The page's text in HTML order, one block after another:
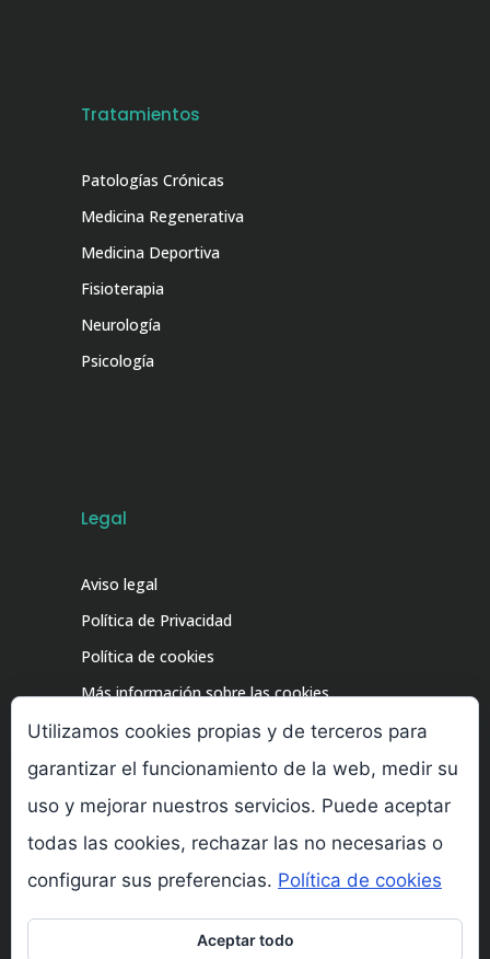
Tratamientos
Patologías Crónicas
Medicina Regenerativa
Medicina Deportiva
Fisioterapia
Neurología
Psicología
Legal
Aviso legal
Política de Privacidad
Política de cookies
Más información sobre las cookies
©2024 Clínica del Dolor Sinalgia – Todos los
Utilizamos cookies propias y de terceros para
garantizar el funcionamiento de la web, medir su
uso y mejorar nuestros servicios. Puede aceptar
todas las cookies, rechazar las no necesarias o
configurar sus preferencias. Política de cookies
Aceptar todo